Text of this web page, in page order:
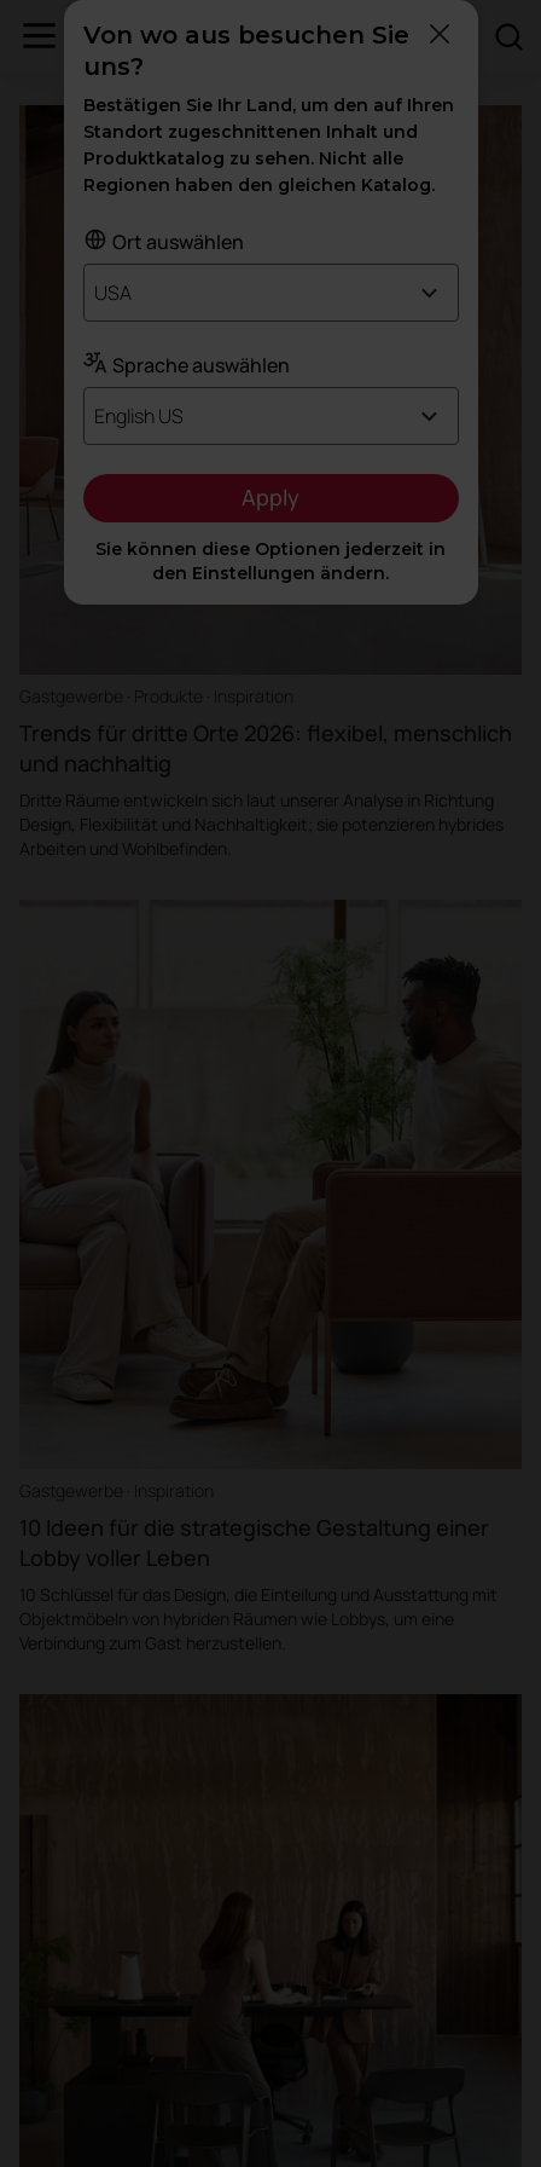
Gastgewerbe
Gastgewerbe · Produkte · Inspiration
Trends für dritte Orte 2026: flexibel, menschlich
und nachhaltig
Dritte Räume entwickeln sich laut unserer Analyse in Richtung
Design, Flexibilität und Nachhaltigkeit; sie potenzieren hybrides
Arbeiten und Wohlbefinden.
Gastgewerbe · Inspiration
10 Ideen für die strategische Gestaltung einer
Lobby voller Leben
10 Schlüssel für das Design, die Einteilung und Ausstattung mit
Objektmöbeln von hybriden Räumen wie Lobbys, um eine
Verbindung zum Gast herzustellen.
Von wo aus besuchen Sie
uns?
Bestätigen Sie Ihr Land, um den auf Ihren
Standort zugeschnittenen Inhalt und
Produktkatalog zu sehen. Nicht alle
Regionen haben den gleichen Katalog.
Ort auswählen
USA
Sprache auswählen
English US
Apply
Sie können diese Optionen jederzeit in
den Einstellungen ändern.